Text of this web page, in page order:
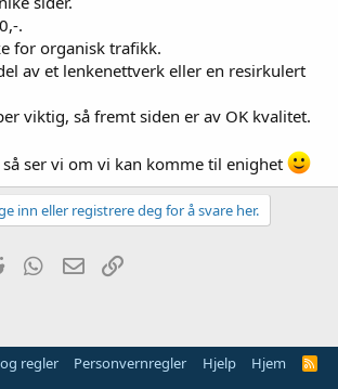
.
for organisk trafikk.
av et lenkenettverk eller en resirkulert
viktig, så fremt siden er av OK kvalitet.
ser vi om vi kan komme til enighet
inn eller registrere deg for å svare her.
Reddit WhatsApp
E-post
regler Personvernregler Hjelp Hjem
R